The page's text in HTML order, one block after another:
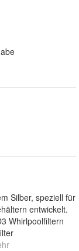
Silber, speziell für
entwickelt.
Whirlpoolfiltern